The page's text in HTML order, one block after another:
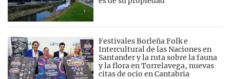
Festivales Borleña Folk e
Intercultural de las Naciones en
Santander y la ruta sobre la fauna
y la flora en Torrelavega, nuevas
citas de ocio en Cantabria